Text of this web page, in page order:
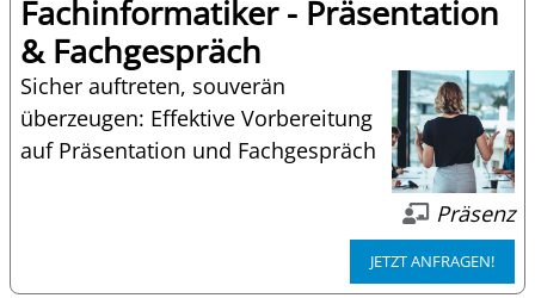
Fachinformatiker - Präsentation
& Fachgespräch
Sicher auftreten, souverän
überzeugen: Effektive Vorbereitung
auf Präsentation und Fachgespräch
Präsenz
JETZT ANFRAGEN!